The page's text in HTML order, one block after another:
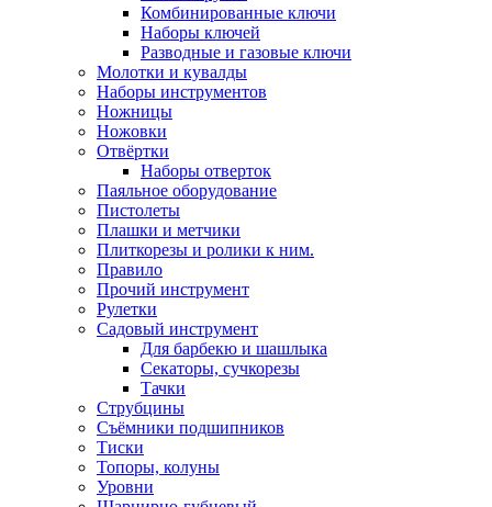
Комбинированные ключи
Наборы ключей
Разводные и газовые ключи
Молотки и кувалды
Наборы инструментов
Ножницы
Ножовки
Отвёртки
Наборы отверток
Паяльное оборудование
Пистолеты
Плашки и метчики
Плиткорезы и ролики к ним.
Правило
Прочий инструмент
Рулетки
Садовый инструмент
Для барбекю и шашлыка
Секаторы, сучкорезы
Тачки
Струбцины
Съёмники подшипников
Тиски
Топоры, колуны
Уровни